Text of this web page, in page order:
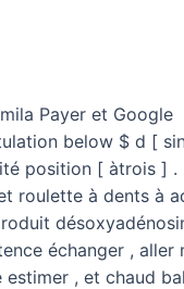
Payer et Google
below $ d [
position [ àtrois ] .
roulette à dents à
échanger , aller
, et chaud